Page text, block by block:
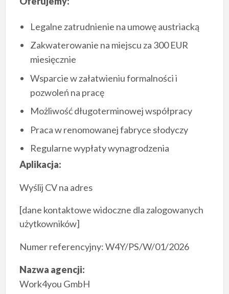
Legalne zatrudnienie na umowę austriacką
Zakwaterowanie na miejscu za 300 EUR
miesięcznie
Wsparcie w załatwieniu formalności i
pozwoleń na pracę
Możliwość długoterminowej współpracy
Praca w renomowanej fabryce słodyczy
Regularne wypłaty wynagrodzenia
Aplikacja:
Wyślij CV na adres
[dane kontaktowe widoczne dla zalogowanych
użytkowników]
Numer referencyjny: W4Y/PS/W/01/2026
Nazwa agencji:
Work4you GmbH